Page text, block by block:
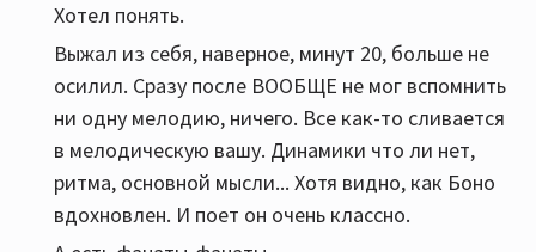
Хотел понять.
Выжал из себя, наверное, минут 20, больше не
осилил. Сразу после ВООБЩЕ не мог вспомнить
ни одну мелодию, ничего. Все как-то сливается
в мелодическую вашу. Динамики что ли нет,
ритма, основной мысли... Хотя видно, как Боно
вдохновлен. И поет он очень классно.